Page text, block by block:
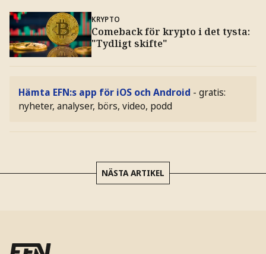
KRYPTO
Comeback för krypto i det tysta:
"Tydligt skifte"
Hämta EFN:s app för iOS och Android - gratis:
nyheter, analyser, börs, video, podd
NÄSTA ARTIKEL